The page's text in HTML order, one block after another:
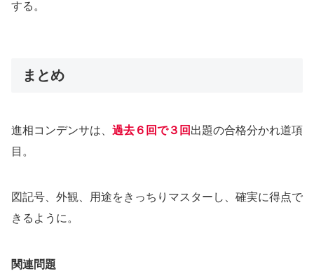
する。
まとめ
進相コンデンサは、 過去６回で３回 出題の合格分かれ道項
目。
図記号、外観、用途をきっちりマスターし、確実に得点で
きるように。
関連問題